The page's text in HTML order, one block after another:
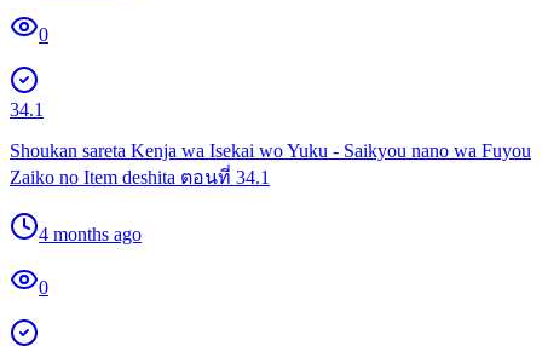
0
34.1
Shoukan sareta Kenja wa Isekai wo Yuku - Saikyou nano wa Fuyou
Zaiko no Item deshita ตอนที่ 34.1
4 months ago
0